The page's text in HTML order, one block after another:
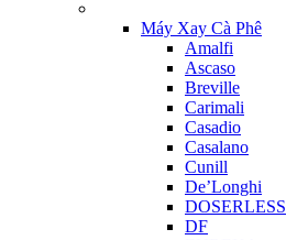
Máy Xay Cà Phê
Amalfi
Ascaso
Breville
Carimali
Casadio
Casalano
Cunill
De’Longhi
DOSERLESS
DF